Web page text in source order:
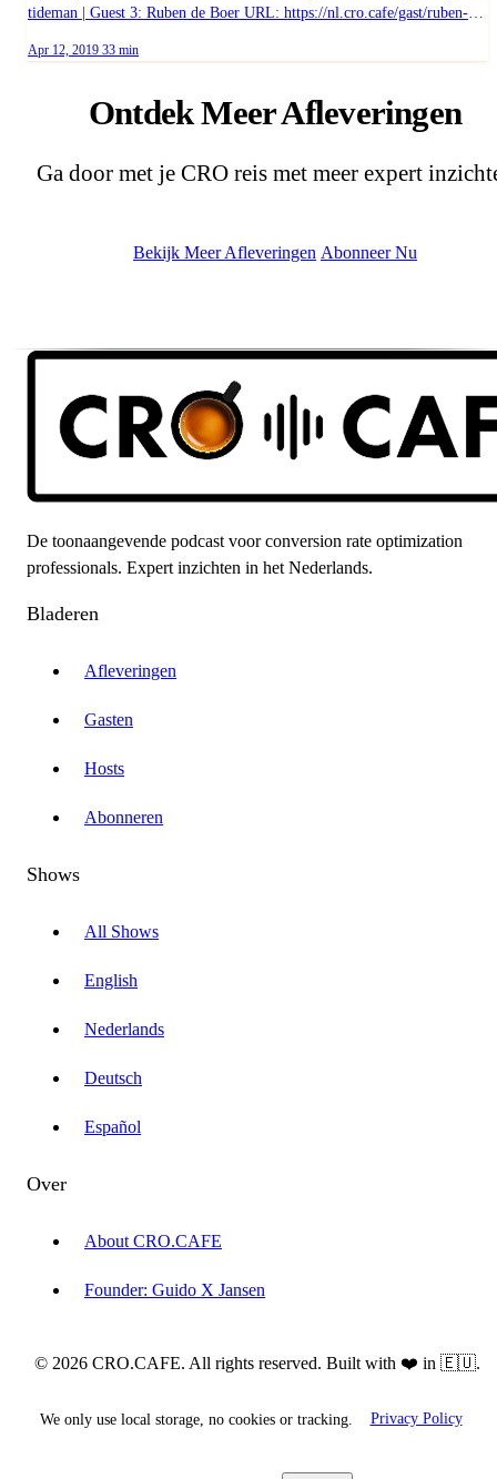
tideman | Guest 3: Ruben de Boer URL: https://nl.cro.cafe/gast/ruben-
Published on
Apr 12, 2019 Duration:
33 min
Ontdek Meer Afleveringen
Ga door met je CRO reis met meer expert
Bekijk Meer Afleveringen Abonneer Nu
De toonaangevende podcast voor conversion rate optimization
professionals. Expert inzichten in het Nederlands.
Bladeren
Afleveringen
Gasten
Hosts
Abonneren
Shows
All Shows
English
Nederlands
Deutsch
Español
Over
About CRO.CAFE
Founder: Guido X Jansen
© 2026 CRO.CAFE. All rights reserved. Built with ❤️ in 🇪🇺.
We only use local storage, no cookies or tracking. Privacy Policy